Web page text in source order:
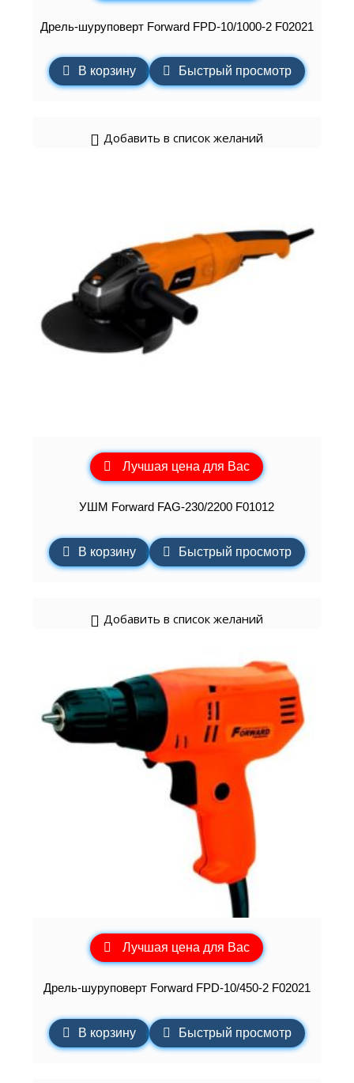
Дрель-шуруповерт Forward FPD-10/1000-2 F02021
В корзину Быстрый просмотр
Добавить в список желаний
Лучшая цена для Вас
УШМ Forward FAG-230/2200 F01012
В корзину Быстрый просмотр
Добавить в список желаний
Лучшая цена для Вас
Дрель-шуруповерт Forward FPD-10/450-2 F02021
В корзину Быстрый просмотр